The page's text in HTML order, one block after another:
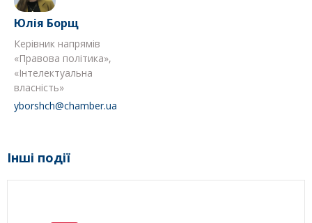
Юлія Борщ
Керівник напрямів
«Правова політика»,
«Інтелектуальна
власність»
yborshch@chamber.ua
Інші події